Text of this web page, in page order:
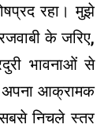
रहा। मुझे
के जरिए,
भावनाओं से
अपना आक्रामक
निचले स्तर